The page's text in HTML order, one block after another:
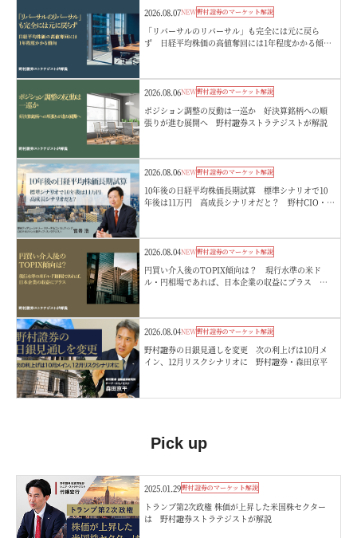
2026.08.07NEW野村證券のマーケット解説
「リバーサルのリバーサル」も完全には元に戻ら
ず 日経平均株価の高値奪回には1年程度かかる傾
2026.08.06NEW野村證券のマーケット解説
ポジション調整の反動は一巡か 好決算銘柄への順
張りが進む展開へ 野村證券ストラテジストが解説
2026.08.06NEW野村證券のマーケット解説
10年後の日経平均株価長期試算 標準シナリオで10
年後は11万円 高成長シナリオだと？ 野村CIO・宮
2026.08.04NEW野村證券のマーケット解説
円買い介入後のTOPIX傾向は？ 現行水準の米ド
ル・円相場であれば、日本企業の収益にプラス 野
2026.08.04NEW野村證券のマーケット解説
野村證券の日銀見通しを変更 次の利上げは10月メ
イン、12月リスクシナリオに 野村證券・森田京平
Pick up
2025.01.29野村證券のマーケット解説
トランプ第2次政権 株価が上昇した米国株セクター
は 野村證券ストラテジストが解説